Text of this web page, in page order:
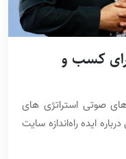
کسب و
صوتی استراتژی های
ایده راه‌اندازه سایت